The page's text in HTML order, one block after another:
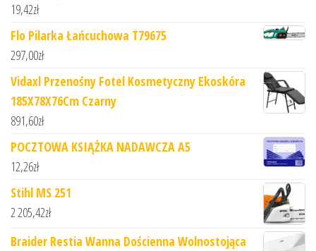
19,42zł
Flo Pilarka Łańcuchowa T79675
297,00zł
Vidaxl Przenośny Fotel Kosmetyczny Ekoskóra
185X78X76Cm Czarny
891,60zł
POCZTOWA KSIĄŻKA NADAWCZA A5
12,26zł
Stihl MS 251
2 205,42zł
Braider Restia Wanna Dościenna Wolnostojąca